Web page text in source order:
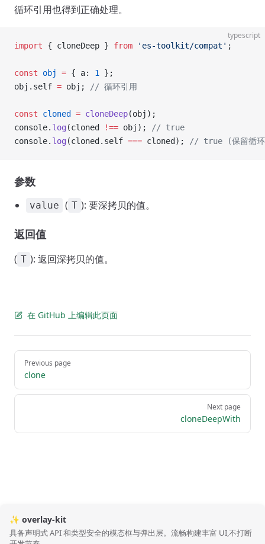
循环引用也得到正确处理。
typescript
import { cloneDeep } from 'es-toolkit/compat' ;
const obj = { a: 1
};
obj.self = obj; // 循环引用
const cloned = cloneDeep(obj);
console. log (cloned !== obj);
// true
console. log (cloned.self === cloned); // true (保留循环
参数
value ( T ): 要深拷贝的值。
返回值
( T ): 返回深拷贝的值。
在 GitHub 上编辑此页面
Pager
Previous page
clone
Next page
cloneDeepWith
✨ overlay-kit
具备声明式 API 和类型安全的模态框与弹出层。流畅构建丰富 UI,不打断